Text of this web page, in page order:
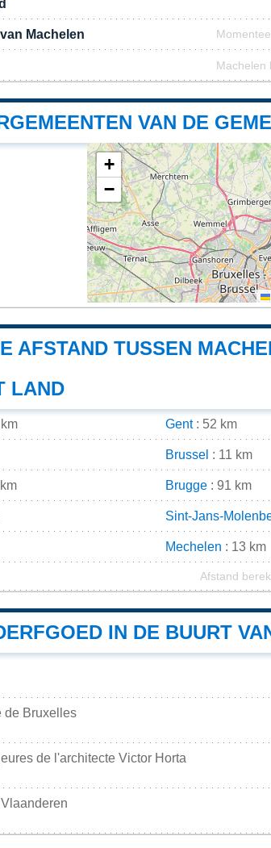
Machelen
Machelen
VAN DE
+
−
AFSTAND TUSSEN
LAND
Gent: 52 km
Brussel : 11 km
Brugge : 91 km
Sint-Jans-
Mechelen : 13 km
Afstand
IN DE BUURT
de Bruxelles
de l'architecte Victor Horta